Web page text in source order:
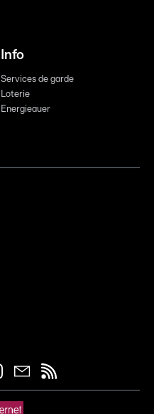
Info
Services de garde
Loterie
Energieauer